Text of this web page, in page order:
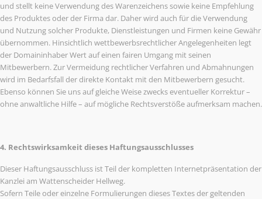
und stellt keine Verwendung des Warenzeichens sowie keine Empfehlung
des Produktes oder der Firma dar. Daher wird auch für die Verwendung
und Nutzung solcher Produkte, Dienstleistungen und Firmen keine Gewähr
übernommen. Hinsichtlich wettbewerbsrechtlicher Angelegenheiten legt
der Domaininhaber Wert auf einen fairen Umgang mit seinen
Mitbewerbern. Zur Vermeidung rechtlicher Verfahren und Abmahnungen
wird im Bedarfsfall der direkte Kontakt mit den Mitbewerbern gesucht.
Ebenso können Sie uns auf gleiche Weise zwecks eventueller Korrektur –
ohne anwaltliche Hilfe – auf mögliche Rechtsverstöße aufmerksam machen.
4. Rechtswirksamkeit dieses Haftungsausschlusses
Dieser Haftungsausschluss ist Teil der kompletten Internetpräsentation der
Kanzlei am Wattenscheider Hellweg.
Sofern Teile oder einzelne Formulierungen dieses Textes der geltenden